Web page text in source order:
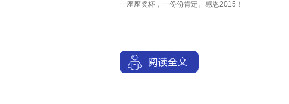
一座座奖杯，一份份肯定。感恩2015！